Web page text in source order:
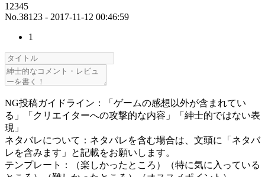
12345
No.38123 - 2017-11-12 00:46:59
1
NG投稿ガイドライン：「ゲームの感想以外が含まれてい
る」「クリエイターへの攻撃的な内容」「紳士的ではない表
現」
ネタバレについて：ネタバレを含む場合は、文頭に「ネタバ
レを含みます」と記載をお願いします。
テンプレート：（楽しかったところ）（特に気に入っている